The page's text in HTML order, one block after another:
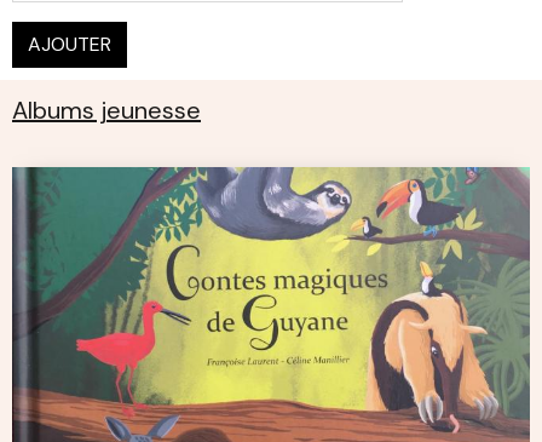
AJOUTER
Albums jeunesse